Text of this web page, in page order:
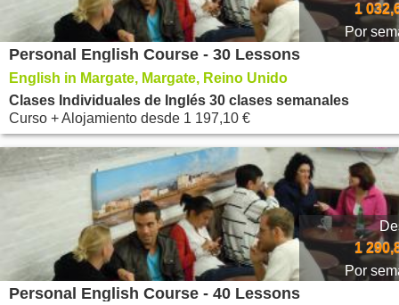
1
Por
Personal English Course - 30 Lessons
English in Margate, Margate, Reino Unido
Clases Individuales de Inglés 30 clases semanales
Curso + Alojamiento desde 1 197,10 €
1
Por
Personal English Course - 40 Lessons